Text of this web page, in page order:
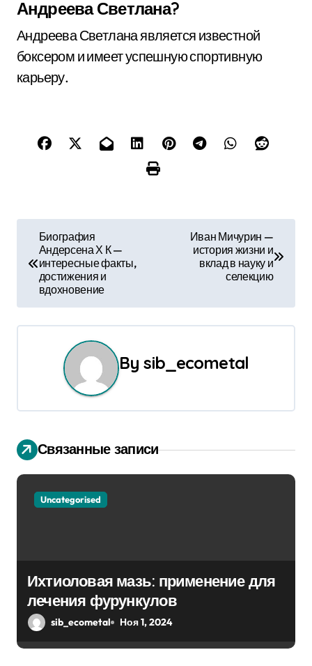
Андреева Светлана?
Андреева Светлана является известной
боксером и имеет успешную спортивную
карьеру.
и
ц
и
я
п
п
и
Биография
Андерсена Х К —
интересные факты,
достижения и
вдохновение
Иван Мичурин —
история жизни и
вклад в науку и
селекцию
Bysib_ecometal
Связанные записи
Uncategorised
Ихтиоловая мазь: применение для
лечения фурункулов
sib_ecometal Ноя 1, 2024